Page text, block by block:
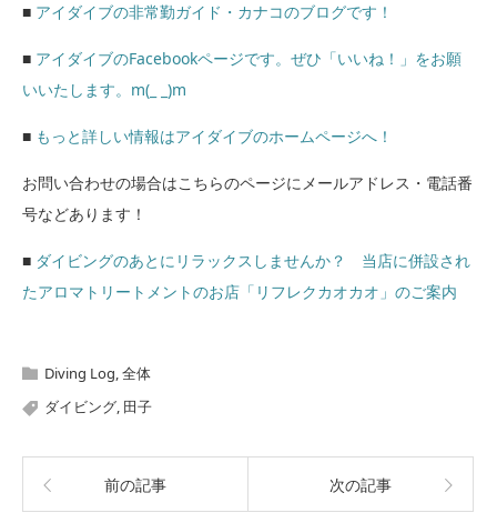
■ アイダイブの非常勤ガイド・カナコのブログです！
■ アイダイブのFacebookページです。ぜひ「いいね！」をお願
いいたします。m(_ _)m
■ もっと詳しい情報はアイダイブのホームページへ！
お問い合わせの場合はこちらのページにメールアドレス・電話番
号などあります！
■ ダイビングのあとにリラックスしませんか？ 当店に併設され
たアロマトリートメントのお店「リフレクカオカオ」のご案内
Diving Log,全体
ダイビング, 田子
前の記事 次の記事